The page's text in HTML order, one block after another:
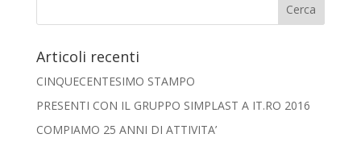
Articoli recenti
CINQUECENTESIMO STAMPO
PRESENTI CON IL GRUPPO SIMPLAST A IT.RO 2016
COMPIAMO 25 ANNI DI ATTIVITA’